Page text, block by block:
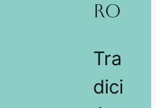
RO
Tra
dici